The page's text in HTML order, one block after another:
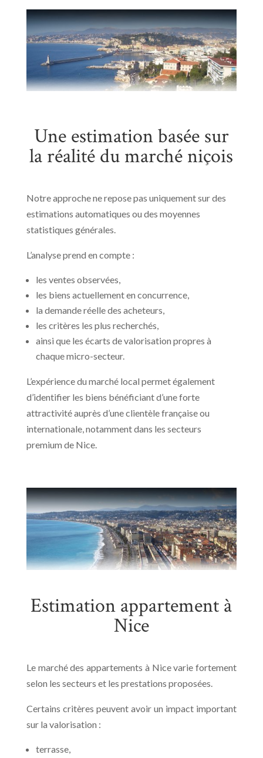
Une estimation basée sur
la réalité du marché niçois
Notre approche ne repose pas uniquement sur des
estimations automatiques ou des moyennes
statistiques générales.
L’analyse prend en compte :
les ventes observées,
les biens actuellement en concurrence,
la demande réelle des acheteurs,
les critères les plus recherchés,
ainsi que les écarts de valorisation propres à
chaque micro-secteur.
L’expérience du marché local permet également
d’identifier les biens bénéficiant d’une forte
attractivité auprès d’une clientèle française ou
internationale, notamment dans les secteurs
premium de Nice.
Estimation appartement à
Nice
Le marché des appartements à Nice varie fortement
selon les secteurs et les prestations proposées.
Certains critères peuvent avoir un impact important
sur la valorisation :
terrasse,